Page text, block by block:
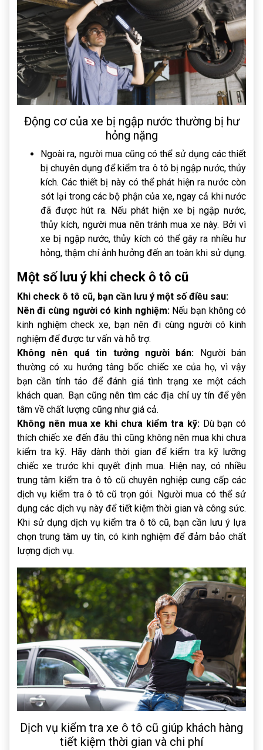
Động cơ của xe bị ngập nước thường bị hư
hỏng nặng
Ngoài ra, người mua cũng có thể sử dụng các thiết
bị chuyên dụng để kiểm tra ô tô bị ngập nước, thủy
kích. Các thiết bị này có thể phát hiện ra nước còn
sót lại trong các bộ phận của xe, ngay cả khi nước
đã được hút ra. Nếu phát hiện xe bị ngập nước,
thủy kích, người mua nên tránh mua xe này. Bởi vì
xe bị ngập nước, thủy kích có thể gây ra nhiều hư
hỏng, thậm chí ảnh hưởng đến an toàn khi sử dụng.
Một số lưu ý khi check ô tô cũ
Khi check ô tô cũ, bạn cần lưu ý một số điều sau:
Nên đi cùng người có kinh nghiệm: Nếu bạn không có
kinh nghiệm check xe, bạn nên đi cùng người có kinh
nghiệm để được tư vấn và hỗ trợ.
Không nên quá tin tưởng người bán:
Người bán
thường có xu hướng tâng bốc chiếc xe của họ, vì vậy
bạn cần tỉnh táo để đánh giá tình trạng xe một cách
khách quan. Bạn cũng nên tìm các địa chỉ uy tín để yên
tâm về chất lượng cũng như giá cả.
Không nên mua xe khi chưa kiểm tra kỹ: Dù bạn có
thích chiếc xe đến đâu thì cũng không nên mua khi chưa
kiểm tra kỹ. Hãy dành thời gian để kiểm tra kỹ lưỡng
chiếc xe trước khi quyết định mua. Hiện nay, có nhiều
trung tâm kiểm tra ô tô cũ chuyên nghiệp cung cấp các
dịch vụ kiểm tra ô tô cũ trọn gói. Người mua có thể sử
dụng các dịch vụ này để tiết kiệm thời gian và công sức.
Khi sử dụng dịch vụ kiểm tra ô tô cũ, bạn cần lưu ý lựa
chọn trung tâm uy tín, có kinh nghiệm để đảm bảo chất
lượng dịch vụ.
Dịch vụ kiểm tra xe ô tô cũ giúp khách hàng
tiết kiệm thời gian và chi phí